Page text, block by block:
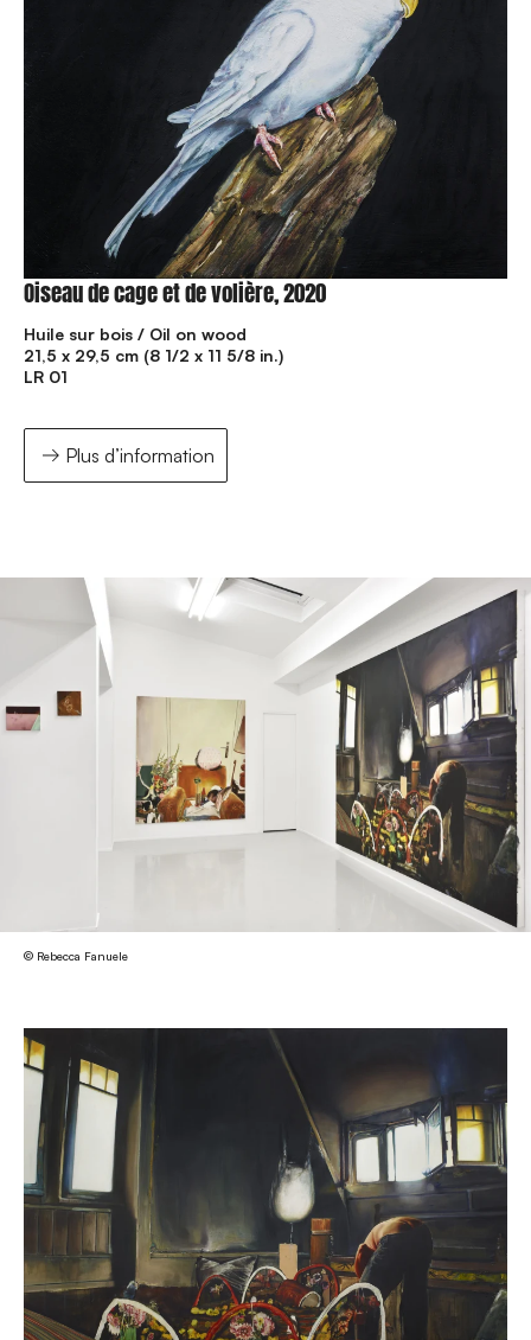
Oiseau de cage et de volière, 2020
Huile sur bois / Oil on wood
21,5 x 29,5 cm (8 1/2 x 11 5/8 in.)
LR 01
Plus d’information
© Rebecca Fanuele